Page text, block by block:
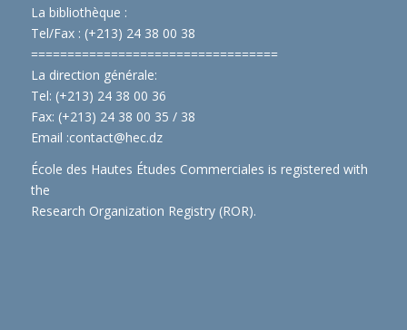
La bibliothèque :
Tel/Fax : (+213) 24 38 00 38
==================================
La direction générale:
Tel: (+213) 24 38 00 36
Fax: (+213) 24 38 00 35 / 38
Email :contact@hec.dz
École des Hautes Études Commerciales is registered with
the
Research Organization Registry (ROR).